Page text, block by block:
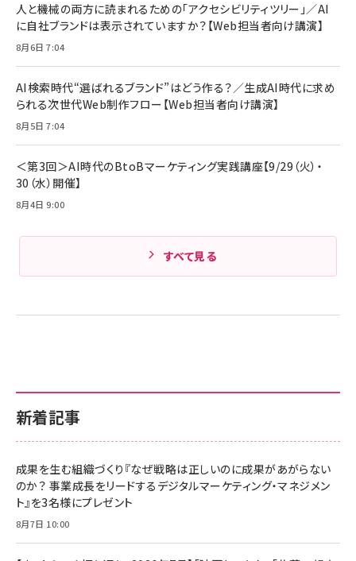
組織の成果を最大化する ルールのデザイン
￥1,980
Amazonランキングをもっと見る
技術基準適合】ブラック
￥5,990
ケーブル Anker絡まないケーブル 240W 結束バン
ド付き USB PD対応 シリコン素材採用 iPhone
17 / 16 / 15 / Galaxy iPad Pro MacBook
Pro/Air 各種対応 (1.8m ミッドナイトブラック)
￥1,890
サッポロ 生ビール 黒ラベル 350ml 缶 24本 ビー
ル ケース買い【6/30応募〆切! 黒ラベルビヤセラー
￥4,857
新着記事
成果を生む組織づくり『なぜ戦略は正しいのに成果があがらない
のか？ 事業成長をリードするデジタルマーケティング・マネジメン
ト』を3名様にプレゼント
8月7日 10:00
人と機械の両方に読まれるための「アクセシビリティツリー」／AI
に自社ブランドは表示されていますか？【Web担当者向け講演】
8月6日 7:04
AI検索時代“選ばれるブランド”はどう作る？／生成AI時代に求め
られる次世代Web制作フロー【Web担当者向け講演】
8月5日 7:04
＜第3回＞AI時代のBtoBマーケティング実践講座【9/29（火）・
30（水）開催】
8月4日 9:00
すべて見る